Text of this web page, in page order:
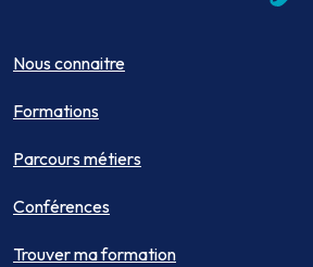
Nous connaitre
Formations
Parcours métiers
Conférences
Trouver ma formation